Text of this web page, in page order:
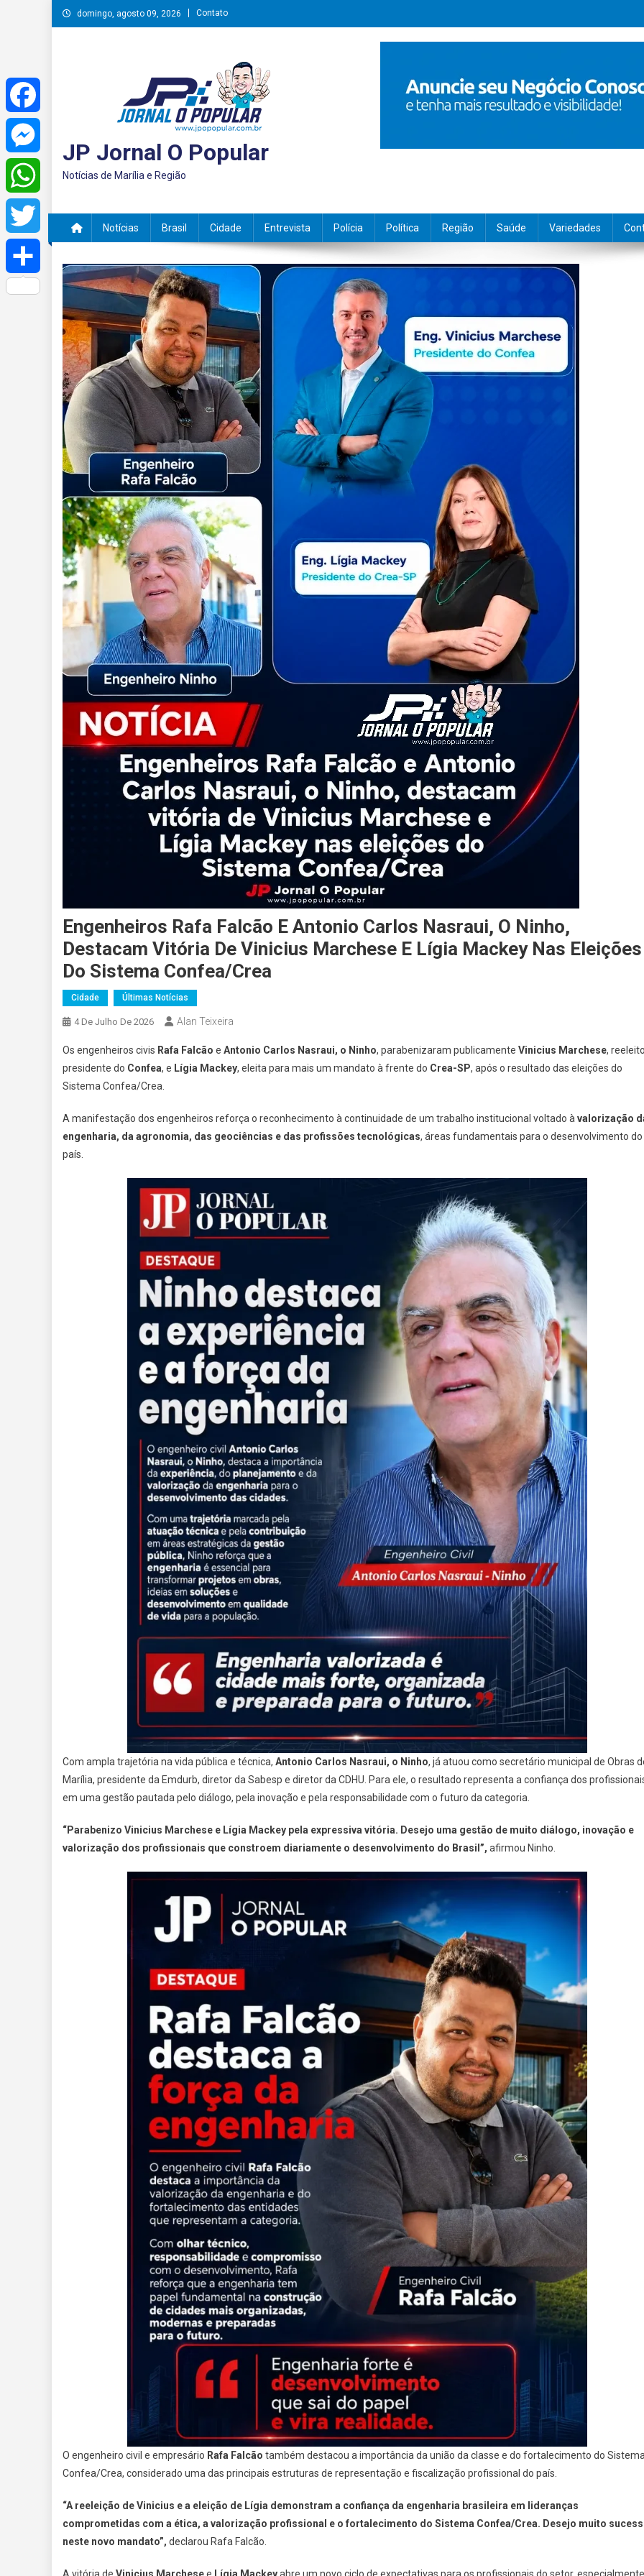
Skip
to
domingo, agosto 09, 2026 Contato
JP Jornal O Popular
Notícias de Marília e Região
Notícias Brasil Cidade Entrevista Polícia Política Região Saúde Variedades
Engenheiros Rafa Falcão E Antonio Carlos Nasraui, O Ninho,
Destacam Vitória De Vinicius Marchese E Lígia Mackey Nas Eleições
Do Sistema Confea/Crea
Cidade Últimas Notícias
4 De Julho De 2026 Alan Teixeira
Os engenheiros civis Rafa Falcão e Antonio Carlos Nasraui, o Ninho, parabenizaram publicamente Vinicius Marchese,
presidente do Confea, e Lígia Mackey, eleita para mais um mandato à frente do Crea-SP, após o resultado das eleições do
Sistema Confea/Crea.
A manifestação dos engenheiros reforça o reconhecimento à continuidade de um trabalho institucional voltado à valorização
engenharia, da agronomia, das geociências e das profissões tecnológicas, áreas fundamentais para o desenvolvimento do
país.
Com ampla trajetória na vida pública e técnica, Antonio Carlos Nasraui, o Ninho, já atuou como secretário municipal de Obras
Marília, presidente da Emdurb, diretor da Sabesp e diretor da CDHU. Para ele, o resultado representa a confiança dos
em uma gestão pautada pelo diálogo, pela inovação e pela responsabilidade com o futuro da categoria.
“Parabenizo Vinicius Marchese e Lígia Mackey pela expressiva vitória. Desejo uma gestão de muito diálogo, inovação e
valorização dos profissionais que constroem diariamente o desenvolvimento do Brasil”, afirmou Ninho.
O engenheiro civil e empresário Rafa Falcão também destacou a importância da união da classe e do fortalecimento do
Confea/Crea, considerado uma das principais estruturas de representação e fiscalização profissional do país.
“A reeleição de Vinicius e a eleição de Lígia demonstram a confiança da engenharia brasileira em lideranças
comprometidas com a ética, a valorização profissional e o fortalecimento do Sistema Confea/Crea. Desejo muito
neste novo mandato”, declarou Rafa Falcão.
Facebook
Messenger
WhatsApp
Twitter
Share